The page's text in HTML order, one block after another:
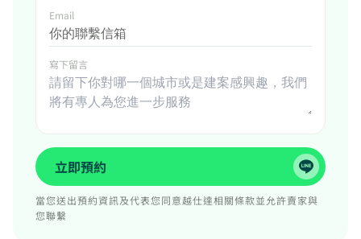
Email
寫下留言
立即預約
當您送出預約資訊及代表您同意越仕達相關條款並允許賣家與
您聯繫